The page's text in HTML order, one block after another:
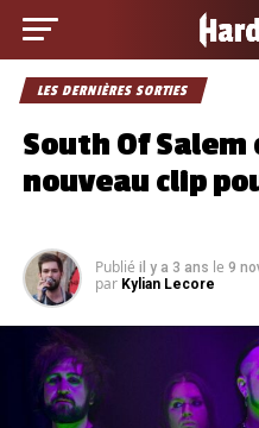
LES DERNIÈRES SORTIES
South Of
nouveau clip
Publié il y a 3 ans le 9
par Kylian Lecore